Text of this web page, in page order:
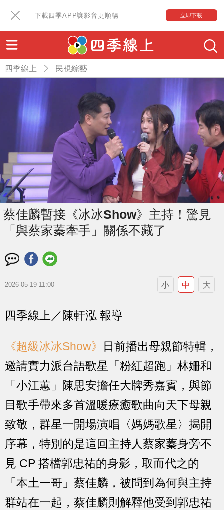
下載四季APP讓影音更順暢 立即下載
四季線上 民視綜藝
蔡佳麟暫接《冰冰Show》主持！驚見
「與蔡家蓁牽手」關係不藏了
2026-05-19 11:00 小 中 大
四季線上／陳軒泓 報導
《超級冰冰Show》
日前播出母親節特輯，
邀請實力派台語歌星「粉紅超跑」林姍和
「小江蕙」陳思安擔任大牌秀嘉賓，與節
目歌手帶來多首溫暖療癒歌曲向天下母親
致敬，群星一開場演唱〈媽媽歌星〉揭開
序幕，特別的是這回主持人蔡家蓁身旁不
見 CP 搭檔郭忠祐的身影，取而代之的
「本土一哥」蔡佳麟，被問到為何與主持
群站在一起，蔡佳麟則解釋他受到郭忠祐